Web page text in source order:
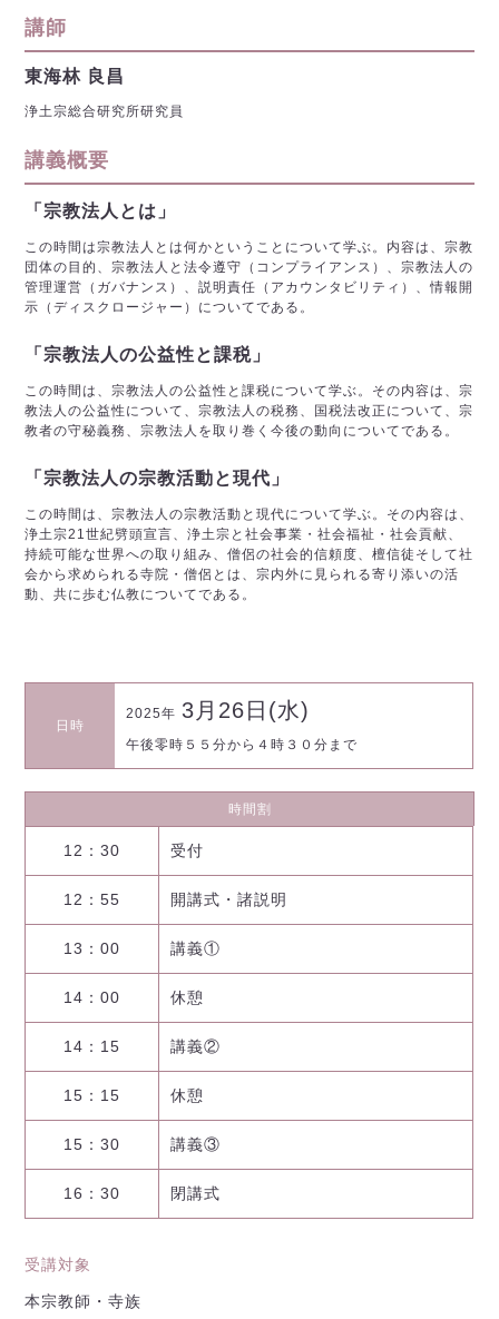
講師
東海林 良昌
浄土宗総合研究所研究員
講義概要
「宗教法人とは」
この時間は宗教法人とは何かということについて学ぶ。内容は、宗教
団体の目的、宗教法人と法令遵守（コンプライアンス）、宗教法人の
管理運営（ガバナンス）、説明責任（アカウンタビリティ）、情報開
示（ディスクロージャー）についてである。
「宗教法人の公益性と課税」
この時間は、宗教法人の公益性と課税について学ぶ。その内容は、宗
教法人の公益性について、宗教法人の税務、国税法改正について、宗
教者の守秘義務、宗教法人を取り巻く今後の動向についてである。
「宗教法人の宗教活動と現代」
この時間は、宗教法人の宗教活動と現代について学ぶ。その内容は、
浄土宗21世紀劈頭宣言、浄土宗と社会事業・社会福祉・社会貢献、
持続可能な世界への取り組み、僧侶の社会的信頼度、檀信徒そして社
会から求められる寺院・僧侶とは、宗内外に見られる寄り添いの活
動、共に歩む仏教についてである。
日時
2025年 3月26日(水)
午後零時５５分から４時３０分まで
時間割
12：30 受付
12：55 開講式・諸説明
13：00 講義①
14：00 休憩
14：15 講義②
15：15 休憩
15：30 講義③
16：30 閉講式
受講対象
本宗教師・寺族